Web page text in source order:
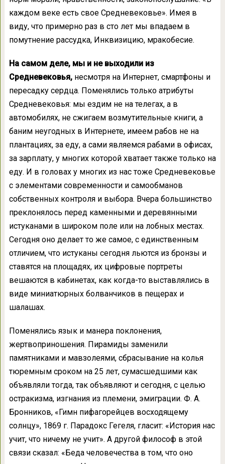
каждом веке есть свое Средневековье». Имея в
виду, что примерно раз в сто лет мы впадаем в
помутнение рассудка, Инквизицию, мракобесие.
На самом деле, мы и не выходили из
Средневековья,несмотря на Интернет, смартфоны и
пересадку сердца. Поменялись только атрибуты
Средневековья: мы ездим не на телегах, а в
автомобилях, не сжигаем возмутительные книги, а
баним неугодных в Интернете, имеем рабов не на
плантациях, за еду, а сами являемся рабами в офисах,
за зарплату, у многих которой хватает также только на
еду. И в головах у многих из нас тоже Средневековье
с элементами современности и самообманов
собственных контроля и выбора. Вчера большинство
преклонялось перед каменными и деревянными
истуканами в широком поле или на лобных местах.
Сегодня оно делает то же самое, с единственным
отличием, что истуканы сегодня льются из бронзы и
ставятся на площадях, их цифровые портреты
вешаются в кабинетах, как когда-то выставлялись в
виде миниатюрных болванчиков в пещерах и
шалашах.
Поменялись язык и манера поклонения,
жертвоприношения. Пирамиды заменили
памятниками и мавзолеями, сбрасывание на колья
тюремным сроком на 25 лет, сумасшедшими как
объявляли тогда, так объявляют и сегодня, с целью
остракизма, изгнания из племени, эмиграции. Ф. А.
Бронников, «Гимн пифагорейцев восходящему
солнцу», 1869 г. Парадокс Гегеля, гласит: «История нас
учит, что ничему не учит». А другой философ в этой
связи сказал: «Беда человечества в том, что оно